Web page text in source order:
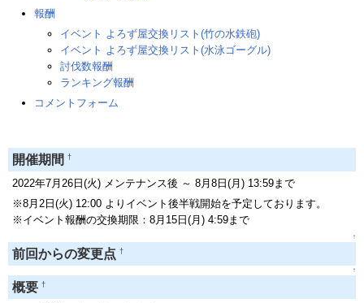
報酬
イベント よろず屋交換リスト(竹の水鉄砲)
イベント よろず屋交換リスト(水泳ゴーグル)
討伐数報酬
ランキング報酬
コメントフォーム
開催期間 †
2022年7月26日(火) メンテナンス後 ～ 8月8日(月) 13:59まで
※8月2日(火) 12:00 よりイベント後半戦開始を予定しております。
※イベント報酬の交換期限：8月15日(月) 4:59まで
↑
前回からの変更点 †
↑
概要 †